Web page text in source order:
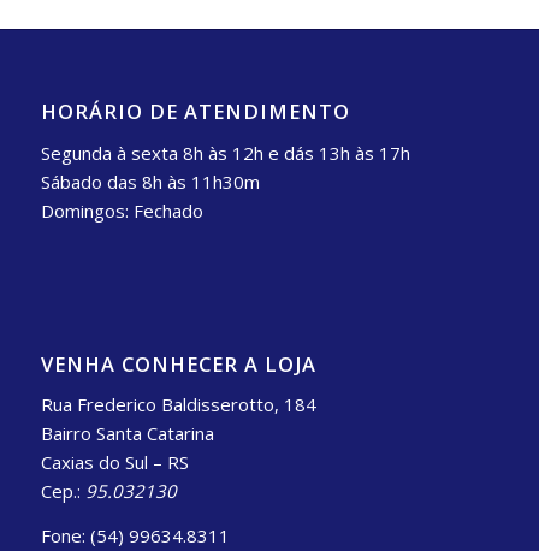
HORÁRIO DE ATENDIMENTO
Segunda à sexta 8h às 12h e dás 13h às 17h
Sábado das 8h às 11h30m
Domingos: Fechado
VENHA CONHECER A LOJA
Rua Frederico Baldisserotto, 184
Bairro Santa Catarina
Caxias do Sul – RS
Cep.: 95.032130
Fone: (54) 99634.8311